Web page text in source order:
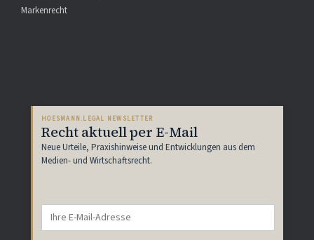
Markenrecht
HOESMANN.LEGAL NEWSLETTER
Recht aktuell per E-Mail
Neue Urteile, Praxishinweise und Entwicklungen aus dem
Medien- und Wirtschaftsrecht.